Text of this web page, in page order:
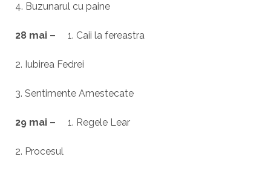
4. Buzunarul cu paine
28 mai – 1. Caii la fereastra
2. Iubirea Fedrei
3. Sentimente Amestecate
29 mai – 1. Regele Lear
2. Procesul